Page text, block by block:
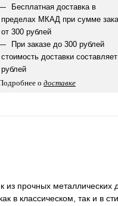
Бесплатная доставка в
пределах МКАД при сумме
от 300 рублей
При заказе до 300 рублей
стоимость доставки
рублей
о доставке
прочных металлических
в классическом, так и в